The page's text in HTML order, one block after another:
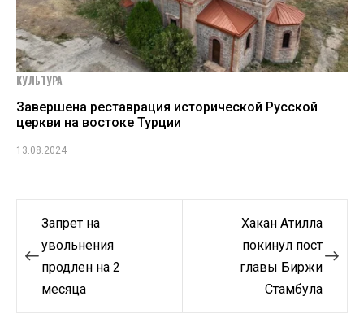
КУЛЬТУРА
Завершена реставрация исторической Русской
церкви на востоке Турции
13.08.2024
Навигация
по
записям
Запрет на
увольнения
продлен на 2
месяца
Хакан Атилла
покинул пост
главы Биржи
Стамбула